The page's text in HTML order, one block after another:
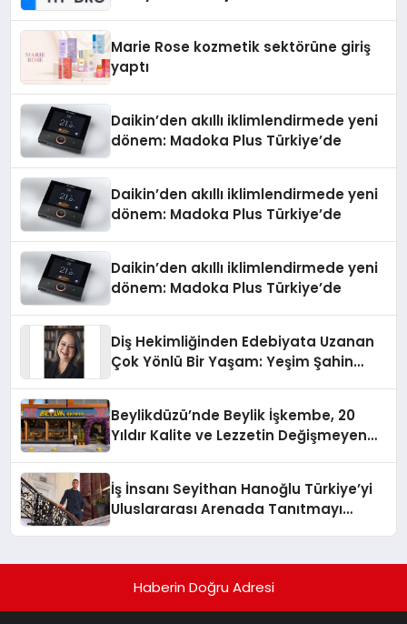
Marie Rose kozmetik sektörüne giriş
yaptı
Daikin’den akıllı iklimlendirmede yeni
dönem: Madoka Plus Türkiye’de
Daikin’den akıllı iklimlendirmede yeni
dönem: Madoka Plus Türkiye’de
Daikin’den akıllı iklimlendirmede yeni
dönem: Madoka Plus Türkiye’de
Diş Hekimliğinden Edebiyata Uzanan
Çok Yönlü Bir Yaşam: Yeşim Şahin
Beylikdüzü’nde Beylik İşkembe, 20
Yıldır Kalite ve Lezzetin Değişmeyen
İş İnsanı Seyithan Hanoğlu Türkiye’yi
Uluslararası Arenada Tanıtmayı
Haberin Doğru Adresi